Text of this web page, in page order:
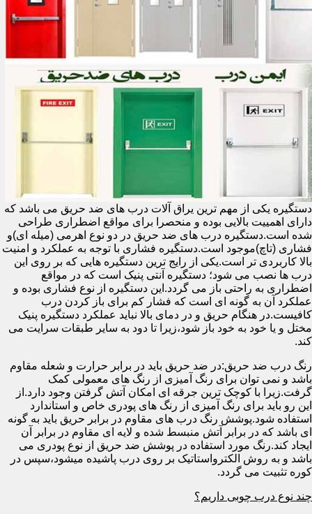
دستگیره یکی از مهم ترین یراق آلات درب های ضد حریق می باشد که
دارای اهمییت بالایی بوده و منحصرا برای مواقع اضطراری طراحی
شده است.دستگیره درب های ضد حریق در دو نوع اهرمی (میله ای)و
فشاری (تاچ)موجود است.دستگیره فشاری با توجه به عملکرد و امنیت
بالا کاربردی تر است.یکی از رایج ترین دستگیره هایی که بر روی این
درب ها نصب می شود؛ دستگیره آنتی پنیک است که در مواقع
اضطراری به راحتی باز می گردد.این دستگیره از نوع فشاری بوده و
عملکرد آن به گونه ای است که فشار کم برای باز کردن درب
کافیست.در هنگام حریق و در دمای بالا نباید عملکرد دستگیره پنیک
مختل و یا خود به خود باز شود،زیرا تا دود به سایر طبقات سرایت می
کند.
رنگ درب ضد حریق:در ضد حریق باید در برابر حرارت و شعله مقاوم
باشد و نمی توان برای رنگ آمیزی از رنگ های معمولی کمک
گرفت.زیرا با کوچک ترین جرقه ای امکان آتش گرفتن وجود دارد.از
این رو باید برای رنگ آمیزی از رنگ های پودری خاص و استاندارد
استفاده شود.پوشش رنگ درب های مقاوم در برابر حریق باید به گونه
ای باشد که در برابر آتش منبسط شده و لایه ای مقاوم در برابر آن
ایجاد کند.رنگ مورد استفاده در پوشش ضد حریق از نوع پودری می
باشد و به روش الکترواستاتیک بر روی درب پاشیده میشود،سپس در
کوره تثبیت می گردد.
چند نوع درب چوبی داریم؟